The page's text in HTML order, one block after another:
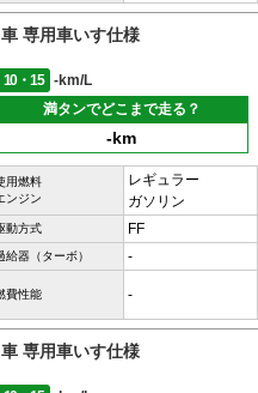
専用車いす仕様
10・15
-km/L
満タンでどこまで走る？
-km
用燃料
ンジン
レギュラー
ガソリン
動方式 FF
給器（ターボ） -
費性能 -
専用車いす仕様